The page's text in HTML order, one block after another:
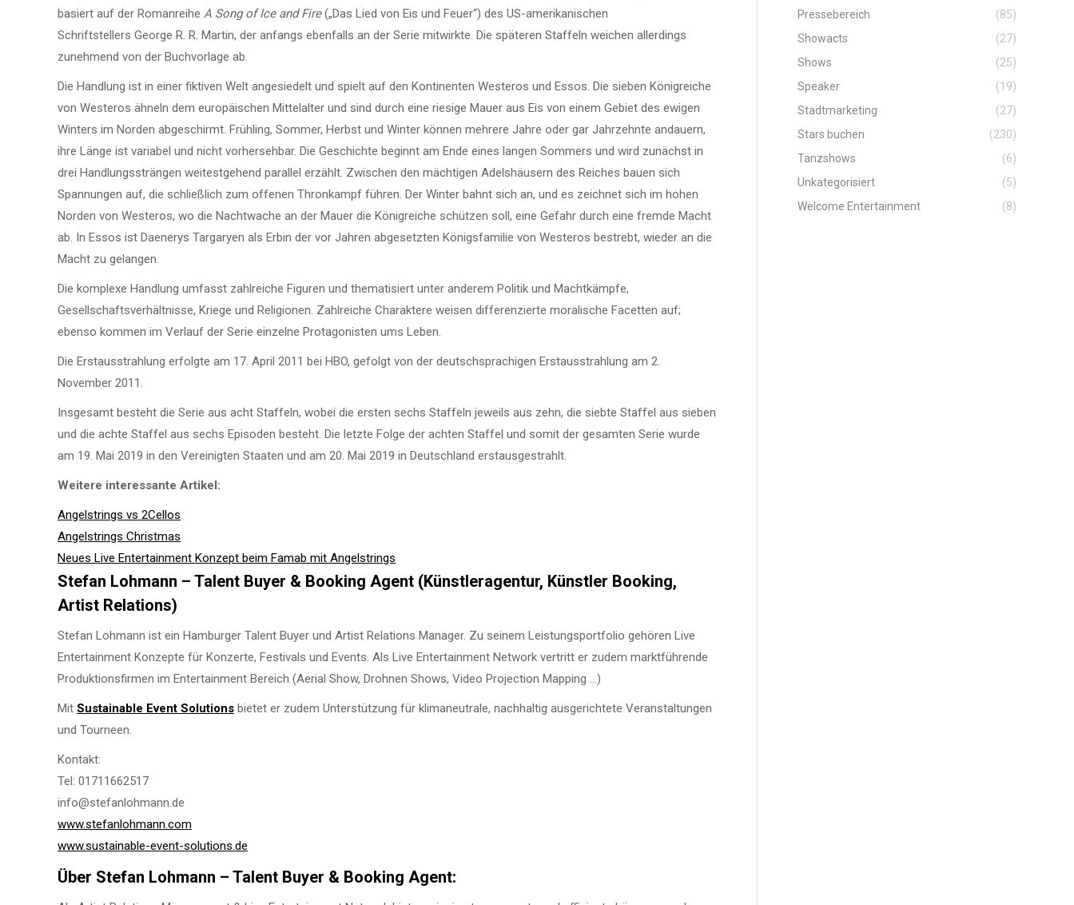
basiert auf der Romanreihe A Song of Ice and Fire(„Das Lied von Eis und Feuer“) des US-amerikanischen
Schriftstellers George R. R. Martin, der anfangs ebenfalls an der Serie mitwirkte. Die späteren Staffeln weichen allerdings
zunehmend von der Buchvorlage ab.
Die Handlung ist in einer fiktiven Welt angesiedelt und spielt auf den Kontinenten Westeros und Essos. Die sieben Königreiche
von Westeros ähneln dem europäischen Mittelalter und sind durch eine riesige Mauer aus Eis von einem Gebiet des ewigen
Winters im Norden abgeschirmt. Frühling, Sommer, Herbst und Winter können mehrere Jahre oder gar Jahrzehnte andauern,
ihre Länge ist variabel und nicht vorhersehbar. Die Geschichte beginnt am Ende eines langen Sommers und wird zunächst in
drei Handlungssträngen weitestgehend parallel erzählt. Zwischen den mächtigen Adelshäusern des Reiches bauen sich
Spannungen auf, die schließlich zum offenen Thronkampf führen. Der Winter bahnt sich an, und es zeichnet sich im hohen
Norden von Westeros, wo die Nachtwache an der Mauer die Königreiche schützen soll, eine Gefahr durch eine fremde Macht
ab. In Essos ist Daenerys Targaryen als Erbin der vor Jahren abgesetzten Königsfamilie von Westeros bestrebt, wieder an die
Macht zu gelangen.
Die komplexe Handlung umfasst zahlreiche Figuren und thematisiert unter anderem Politik und Machtkämpfe,
Gesellschaftsverhältnisse, Kriege und Religionen. Zahlreiche Charaktere weisen differenzierte moralische Facetten auf;
ebenso kommen im Verlauf der Serie einzelne Protagonisten ums Leben.
Die Erstausstrahlung erfolgte am 17. April 2011 bei HBO, gefolgt von der deutschsprachigen Erstausstrahlung am 2.
November 2011.
Insgesamt besteht die Serie aus acht Staffeln, wobei die ersten sechs Staffeln jeweils aus zehn, die siebte Staffel aus sieben
und die achte Staffel aus sechs Episoden besteht. Die letzte Folge der achten Staffel und somit der gesamten Serie wurde
am 19. Mai 2019 in den Vereinigten Staaten und am 20. Mai 2019 in Deutschland erstausgestrahlt.
Weitere interessante Artikel:
Angelstrings vs 2Cellos
Angelstrings Christmas
Neues Live Entertainment Konzept beim Famab mit Angelstrings
Stefan Lohmann – Talent Buyer & Booking Agent (Künstleragentur, Künstler Booking,
Artist Relations)
Stefan Lohmann ist ein Hamburger Talent Buyer und Artist Relations Manager. Zu seinem Leistungsportfolio gehören Live
Entertainment Konzepte für Konzerte, Festivals und Events. Als Live Entertainment Network vertritt er zudem marktführende
Produktionsfirmen im Entertainment Bereich (Aerial Show, Drohnen Shows, Video Projection Mapping …)
Mit Sustainable Event Solutions bietet er zudem Unterstützung für klimaneutrale, nachhaltig ausgerichtete Veranstaltungen
und Tourneen.
Kontakt:
Tel: 01711662517
info@stefanlohmann.de
www.stefanlohmann.com
www.sustainable-event-solutions.de
Über Stefan Lohmann – Talent Buyer & Booking Agent:
Pressebereich
(85)
Showacts
(27)
Shows
(25)
Speaker
(19)
Stadtmarketing
(27)
Stars buchen
(230)
Tanzshows
(6)
Unkategorisiert
(5)
Welcome Entertainment
(8)